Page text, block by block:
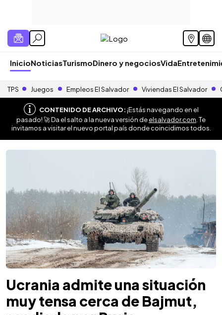
InicioNoticiasTurismoDinero y negociosVida
TPS Juegos Empleos El Salvador Viviendas El Salvador
CONTENIDO DE ARCHIVO:¡Estás navegando en el
pasado! 🚀 Da el salto a la nueva versión deelsalvador.com . Te
invitamos a visitar el nuevo portal país donde coincidimos todos.
Ucrania admite una situación
muy tensa cerca de Bajmut,